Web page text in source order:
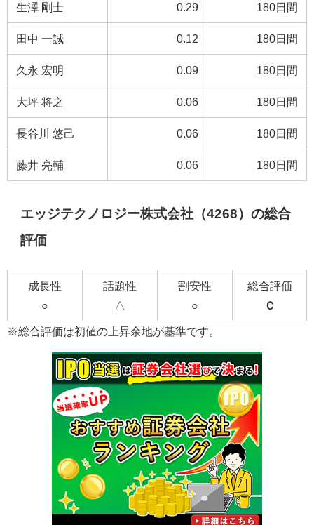
生澤 剛士 0.29 180日間
田中 一誠 0.12 180日間
久永 宏明 0.09 180日間
大坪 将之 0.06 180日間
長谷川 悠己 0.06 180日間
藤井 亮輔 0.06 180日間
エッジテクノロジー株式会社（4268）の総合
評価
成長性
○
話題性
△
割安性
○
総合評価
Ｃ
※総合評価は初値の上昇余地が基準です。